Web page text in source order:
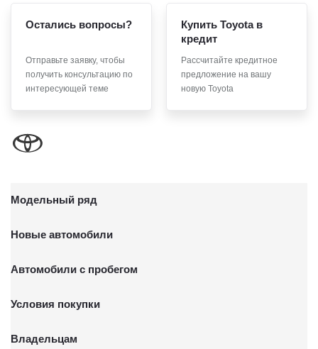
Остались вопросы?
Отправьте заявку, чтобы
получить консультацию по
интересующей теме
Купить Toyota в
кредит
Рассчитайте кредитное
предложение на вашу
новую Toyota
Модельный ряд
Новые автомобили
Автомобили с пробегом
Условия покупки
Владельцам